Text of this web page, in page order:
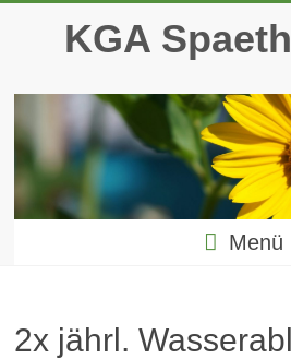
springenKGA
Menü
2x jährl.